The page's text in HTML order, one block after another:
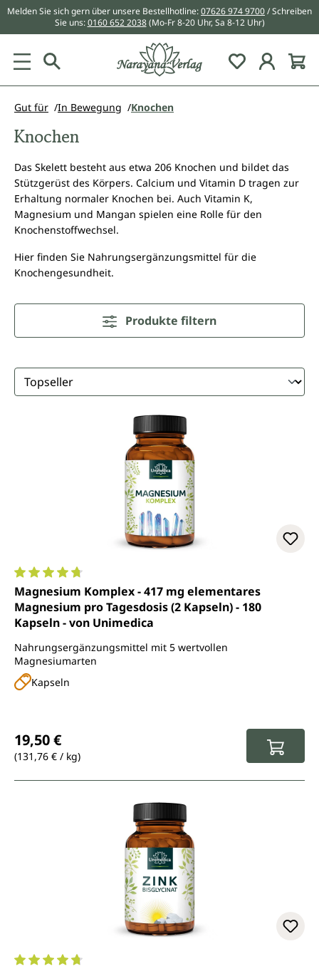
springen
Melden Sie sich gern über unsere Bestellhotline:07626 974 9700/ Schreiben
Sie uns:0160 652 2038 (Mo-Fr 8-20 Uhr, Sa 8-12 Uhr)
Du hast 0
Gut für In Bewegung Knochen
Knochen
Das Skelett besteht aus etwa 206 Knochen und bildet das
Stützgerüst des Körpers. Calcium und Vitamin D tragen zur
Erhaltung normaler Knochen bei. Auch Vitamin K,
Magnesium und Mangan spielen eine Rolle für den
Knochenstoffwechsel.
Hier finden Sie Nahrungsergänzungsmittel für die
Knochengesundheit.
Produkte filtern
Durchschnittliche Bewertung von 4.7 von 5 Sternen
Magnesium Komplex - 417 mg elementares
Magnesium pro Tagesdosis (2 Kapseln) - 180
Kapseln - von Unimedica
Nahrungsergänzungsmittel mit 5 wertvollen
Magnesiumarten
Kapseln
19,50 €
(131,76 € / kg)